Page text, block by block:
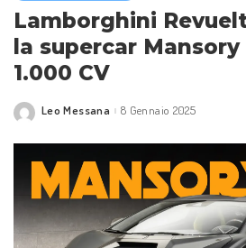
Lamborghini
la supercar
1.000 CV
Posted
Leo Messana 8 Gennaio 2025